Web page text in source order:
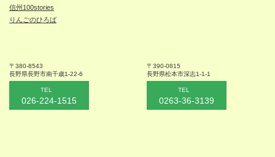
信州100stories
りんごのひろば
〒380-8543
長野県長野市南千歳1-22-6
TEL
026-224-1515
〒390-0815
長野県松本市深志1-1-1
TEL
0263-36-3139